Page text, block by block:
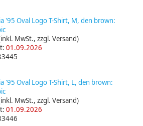
'95 Oval Logo T-Shirt, M, den brown:
MwSt., zzgl. Versand)
01.09.2026
'95 Oval Logo T-Shirt, L, den brown:
MwSt., zzgl. Versand)
01.09.2026